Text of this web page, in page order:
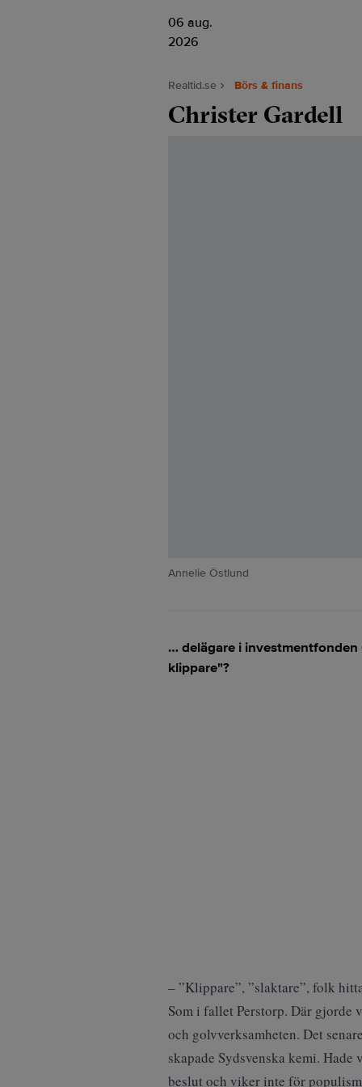
06 aug.
2026
Realtid.se Börs & finans
Christer Gardell
Annelie Östlund
… delägare i
klippare"?
– ”Klippare”, ”slaktare”, folk
Som i fallet Perstorp. Där gjorde
och golvverksamheten. Det
skapade Sydsvenska kemi.
beslut och viker inte för